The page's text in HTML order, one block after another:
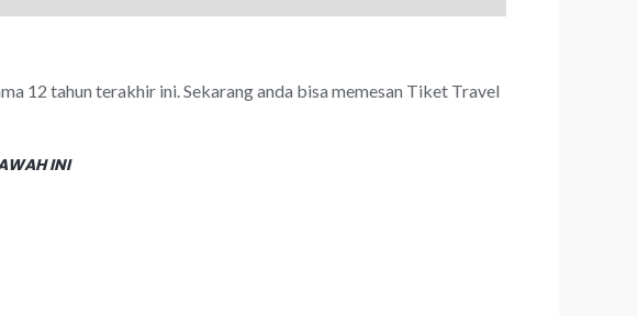
12 tahun terakhir ini. Sekarang anda bisa memesan Tiket Travel
INI